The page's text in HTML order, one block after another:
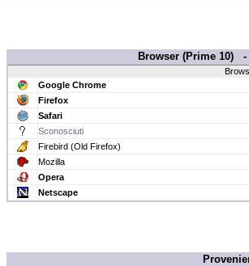
Browser (Prime 10) -
Google Chrome
Firefox
Safari
Sconosciuti
Firebird (Old Firefox)
Mozilla
Opera
Netscape